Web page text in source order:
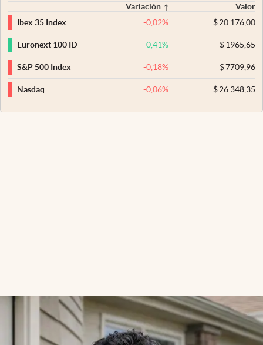
Variación
Valor
Ibex 35 Index
-0,02% $20.176,00
Euronext 100 ID 0,41% $1965,65
S&P 500 Index -0,18% $7709,96
Nasdaq -0,06% $26.348,35